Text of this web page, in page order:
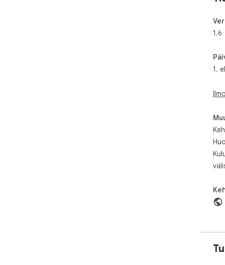
1.6
1.